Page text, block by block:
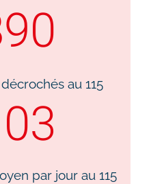
au 115​
par jour au 115